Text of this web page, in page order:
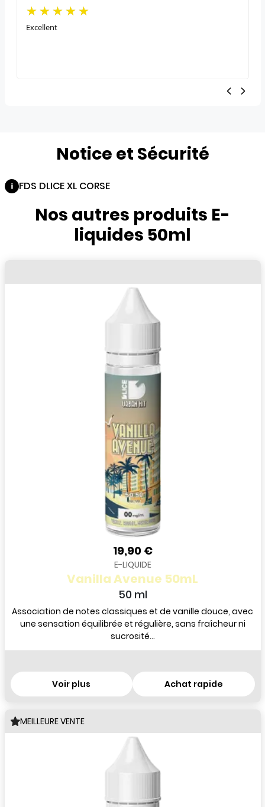
Excellent
Notice et Sécurité
FDS DLICE XL CORSE
Nos autres produits E-
liquides 50ml
19,90 €
E-LIQUIDE
Vanilla Avenue 50mL
50 ml
Association de notes classiques et de vanille douce, avec
une sensation équilibrée et régulière, sans fraîcheur ni
sucrosité...
Voir plus Achat rapide
MEILLEURE VENTE